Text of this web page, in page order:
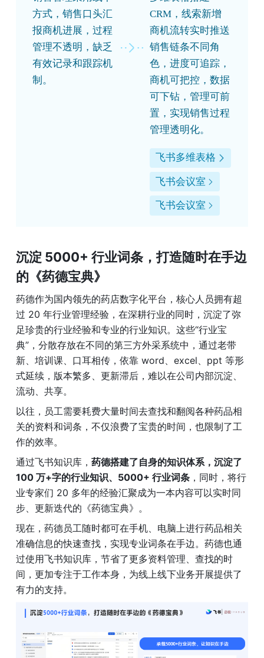
方式，销售口头汇
报商机进展，过程
管理不透明，缺乏
有效记录和跟踪机
制。
CRM，线索新增
商机流转实时推送
销售链条不同角
色，进度可追踪，
商机可把控，数据
可下钻，管理可前
置，实现销售过程
管理透明化。
飞书多维表格
飞书会议室
飞书会议室
沉淀 5000+ 行业词条，打造随时在手边
的《药德宝典》
药德作为国内领先的药店数字化平台，核心人员拥有超
过 20 年行业管理经验，在深耕行业的同时，沉淀了弥
足珍贵的行业经验和专业的行业知识。这些“行业宝
典”，分散存放在不同的第三方外采系统中，通过老带
新、培训课、口耳相传，依靠 word、excel、ppt 等形
式延续，版本繁多、更新滞后，难以在公司内部沉淀、
流动、共享。
以往，员工需要耗费大量时间去查找和翻阅各种药品相
关的资料和词条，不仅浪费了宝贵的时间，也限制了工
作的效率。
通过飞书知识库， 药德搭建了自身的知识体系，沉淀了
100 万+字的行业知识、5000+ 行业词条 ，同时，将行
业专家们 20 多年的经验汇聚成为一本内容可以实时同
步、更新迭代的《药德宝典》。
现在，药德员工随时都可在手机、电脑上进行药品相关
准确信息的快速查找，实现专业词条在手边。药德也通
过使用飞书知识库，节省了更多资料管理、查找的时
间，更加专注于工作本身，为线上线下业务开展提供了
有力的支持。